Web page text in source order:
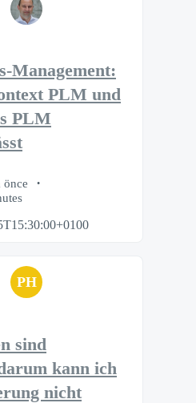
Management:
PLM und
PLM
önce
PH
sind
kann ich
nicht